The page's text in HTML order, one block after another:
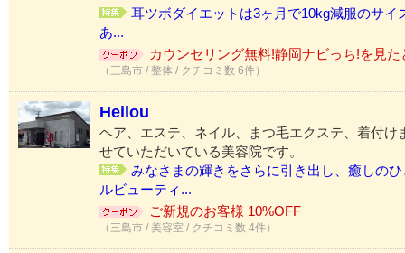
耳ツボダイエットは3ヶ月で10kg減服のサイ
あ...
カウンセリング無料!静岡ナビっち!を見
（三島市 / 整体 / クチコミ数 6件）
Heilou
ヘア、エステ、ネイル、まつ毛エクステ、着付け
せていただいている美容院です。
みなさまの輝きをさらに引き出し、癒しの
ルビューティ...
ご新規のお客様 10%OFF
（三島市 / 美容室 / クチコミ数 4件）